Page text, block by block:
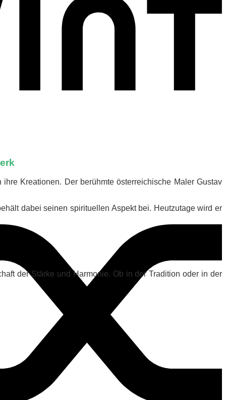
Kreationen. Der berühmte österreichische Maler Gustav
dabei seinen spirituellen Aspekt bei. Heutzutage wird er
der Stärke und Harmonie. Ob in der Tradition oder in der